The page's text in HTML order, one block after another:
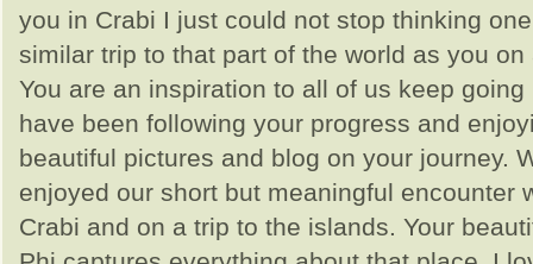
you in Crabi I just could not stop thinking
similar trip to that part of the world as you on
You are an inspiration to all of us keep going
have been following your progress and
beautiful pictures and blog on your journey.
enjoyed our short but meaningful encounter
Crabi and on a trip to the islands. Your